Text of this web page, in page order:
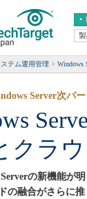
エンタ
ERP
CX
情報系
ステム運用管理 Windows
クラ
Server次バ
の新機能が
の融合がさらに